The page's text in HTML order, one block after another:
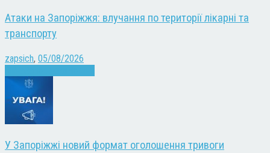
Атаки на Запоріжжя: влучання по території лікарні та
транспорту
zapsich, 05/08/2026
У Запоріжжі новий формат оголошення тривоги